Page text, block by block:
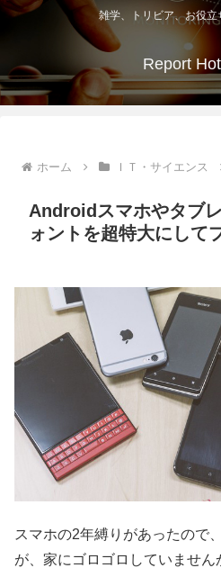
雑学、トリビア、お役立
Report
ホーム ＩＴ・サイエンス
Androidスマホやタブ
ォントを超特大にして
スマホの2年縛りがあったので
が、家にゴロゴロしていません